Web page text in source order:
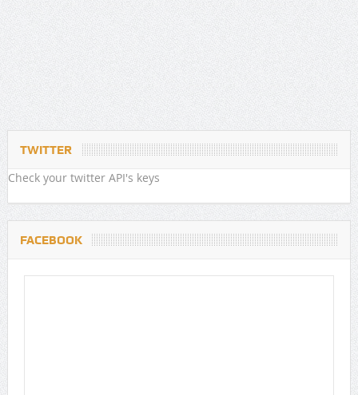
TWITTER
Check your twitter API's keys
FACEBOOK